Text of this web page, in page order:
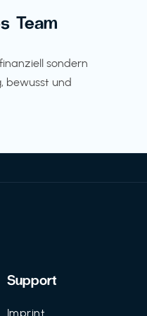
Team
sondern
bewusst und
Support
Imprint